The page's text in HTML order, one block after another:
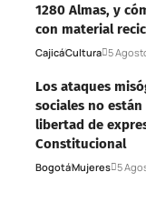
1280 Almas, y
con material
CajicáCultura 5
Los ataques
sociales no
libertad de
Constitucional
BogotáMujeres 5